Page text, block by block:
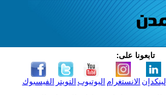
تابعونا على:
الفيسبوك التويتر اليوتيوب الانستغرام لينكدإن